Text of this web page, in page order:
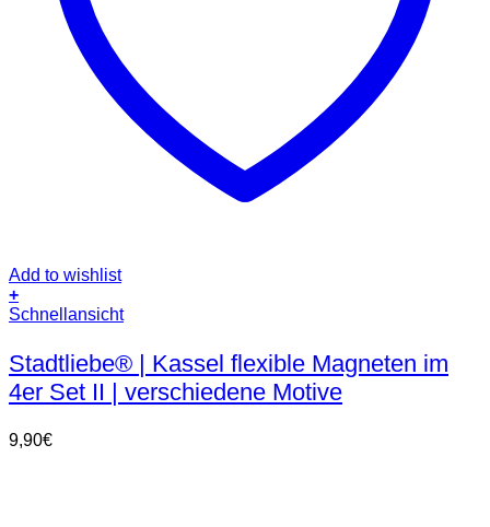
Add to wishlist
+
Schnellansicht
Stadtliebe® | Kassel flexible Magneten im
4er Set II | verschiedene Motive
9,90€